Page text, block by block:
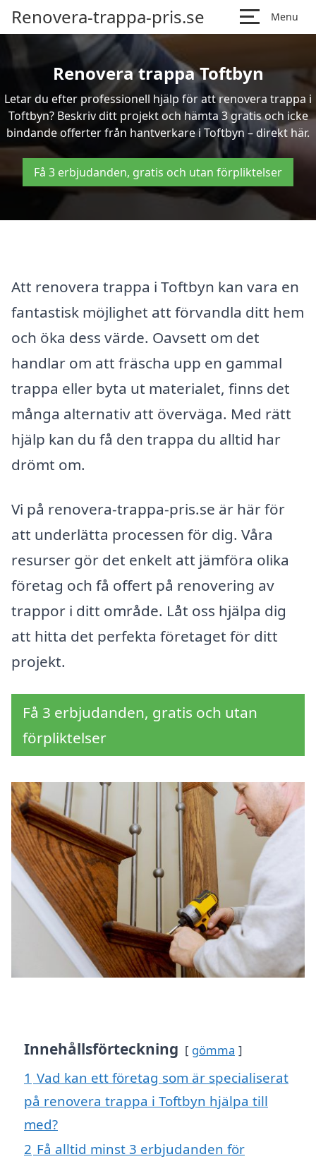
Renovera-trappa-pris.se Menu
Renovera trappa Toftbyn
Letar du efter professionell hjälp för att renovera trappa i
Toftbyn? Beskriv ditt projekt och hämta 3 gratis och icke
bindande offerter från hantverkare i Toftbyn – direkt här.
Få 3 erbjudanden, gratis och utan förpliktelser
Att renovera trappa i Toftbyn kan vara en
fantastisk möjlighet att förvandla ditt hem
och öka dess värde. Oavsett om det
handlar om att fräscha upp en gammal
trappa eller byta ut materialet, finns det
många alternativ att överväga. Med rätt
hjälp kan du få den trappa du alltid har
drömt om.
Vi på renovera-trappa-pris.se är här för
att underlätta processen för dig. Våra
resurser gör det enkelt att jämföra olika
företag och få offert på renovering av
trappor i ditt område. Låt oss hjälpa dig
att hitta det perfekta företaget för ditt
projekt.
Få 3 erbjudanden, gratis och utan
förpliktelser
Innehållsförteckning gömma
1 Vad kan ett företag som är specialiserat
på renovera trappa i Toftbyn hjälpa till
med?
2 Få alltid minst 3 erbjudanden för